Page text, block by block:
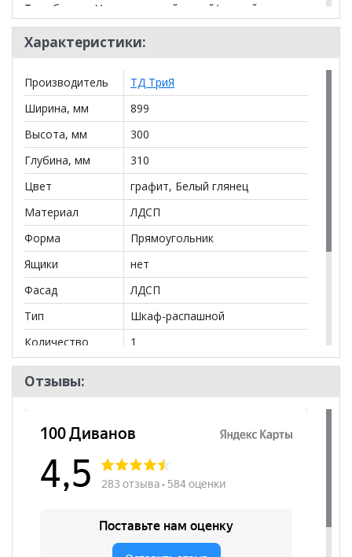
Тип сборки - Универсальный левый/правый,
Универсальный горизонтальный/вертикальный
Тип шкафа - Шкаф с распашными дверями, Шкаф с
откидными дверями
Форма предмета - Прямоугольный
*Дополнительную информацию о том, как купить
Шкаф навесной Глосс ТД 319.03.26
нашего менеджера по телефону+79292022735.
**Цены на официальном сайте100диванов.com
действительны только для интернет-магазина
могут отличаться от цен в розничных магазинах-
салонах сети!
Характеристики:
Производитель
ТД ТриЯ
Ширина, мм
899
Высота, мм
300
Глубина, мм
310
Цвет
графит, Белый глянец
Материал
ЛДСП
Форма
Прямоугольник
Ящики
нет
Фасад
ЛДСП
Тип
Шкаф-распашной
Количество
дверей
1
Бренд
Комната
Гостиная, Кабинет/Офис
Отзывы: